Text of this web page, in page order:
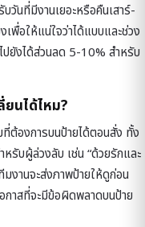
วันที่มีงานเยอะหรือคืนเสาร์-
พื่อให้แน่ใจว่าได้แบบและช่วง
ปยังได้ส่วนลด 5-10% สำหรับ
นได้ไหม?
ต้องการบนป้ายได้ตอนสั่ง ทั้ง
รับผู้ล่วงลับ เช่น “ด้วยรักและ
งานจะส่งภาพป้ายให้ดูก่อน
าสที่จะมีข้อผิดพลาดบนป้าย